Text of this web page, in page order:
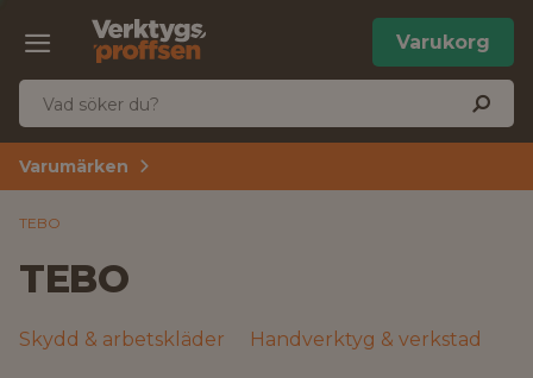
Varukorg
Varumärken
TEBO
TEBO
Skydd & arbetskläder Handverktyg & verkstad